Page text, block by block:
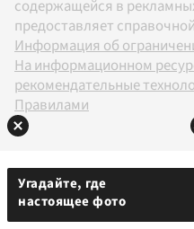
содержащейся в
предоставляет
Информация об
На информационном
рекомендательные
Правилами
Угадайте, где
настоящее фото